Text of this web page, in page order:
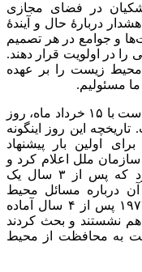
در فضای مجازی
دربارهٔ حال و آیندهٔ
و جوامع در هر تصمیم
را در اولویت قرار دهند.
زیست را بر عهده
مسئولیم.
گفتنی است؛ ۵ ژوئن که امسال مصادف است با ۱۵ خرداد ماه، روز
این روز اینگونه
کشور سوئد برای اولین بار پیشنهاد
ملل اعلام کرد و
در سال ۱۹۶۹، سازمان ملل توافق کرد که پس از ۳ سال یک
درباره مسائل محیط
زیستی صحبت کنند. سرانجام در سال ۱۹۷۲ پس از ۴ سال آماده
نشستند و بحث کردند
به محافظت از محیط